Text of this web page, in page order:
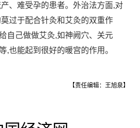
、难受孕的患者。外治法方面,对
过于配合针灸和艾灸的双重作
自己做做艾灸,如神阙穴、关元
,也能起到很好的暖宫的作用。
【责任编辑：王旭泉】